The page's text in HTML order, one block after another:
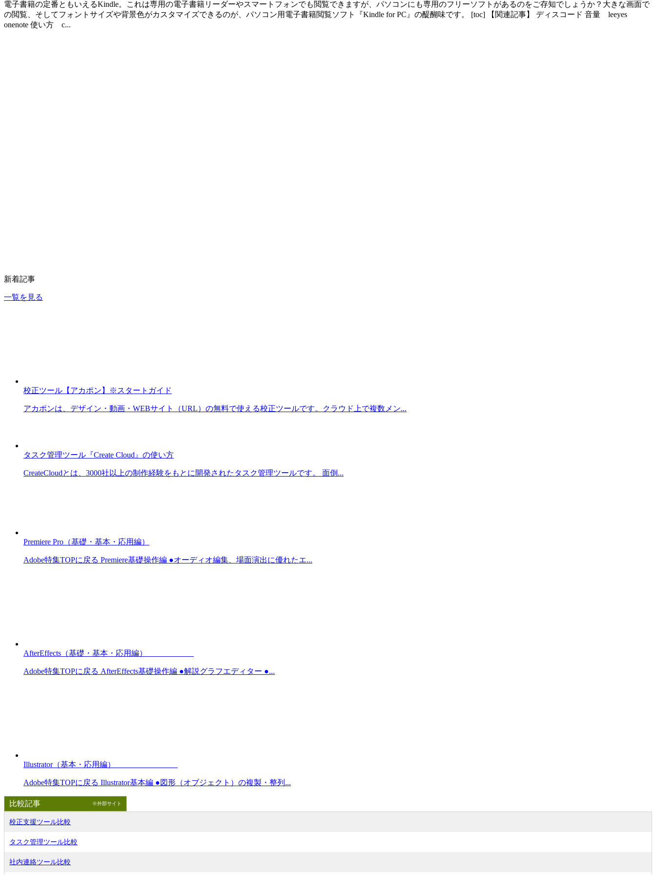
電子書籍の定番ともいえるKindle。これは専用の電子書籍リーダーやスマートフォンでも閲覧できますが、パソコンにも専用のフリーソフトがあるのをご存知でしょうか？大きな画面で
の閲覧、そしてフォントサイズや背景色がカスタマイズできるのが、パソコン用電子書籍閲覧ソフト『Kindle for PC』の醍醐味です。 [toc] 【関連記事】 ディスコード 音量 leeyes
onenote 使い方 c...
新着記事
一覧を見る
校正ツール【アカポン】※スタートガイド
アカポンは、デザイン・動画・WEBサイト（URL）の無料で使える校正ツールです。クラウド上で複数メン...
タスク管理ツール『Create Cloud』の使い方
CreateCloudとは、3000社以上の制作経験をもとに開発されたタスク管理ツールです。 面倒...
Premiere Pro（基礎・基本・応用編）
Adobe特集TOPに戻る Premiere基礎操作編 ●オーディオ編集、場面演出に優れたエ...
AfterEffects（基礎・基本・応用編）
Adobe特集TOPに戻る AfterEffects基礎操作編 ●解説グラフエディター ●...
Illustrator（基本・応用編）
Adobe特集TOPに戻る Illustrator基本編 ●図形（オブジェクト）の複製・整列...
比較記事 ※外部サイト
校正支援ツール比較
タスク管理ツール比較
社内連絡ツール比較